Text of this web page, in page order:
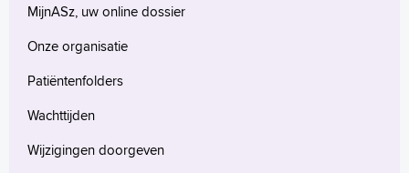
MijnASz, uw online dossier
Onze organisatie
Patiëntenfolders
Wachttijden
Wijzigingen doorgeven